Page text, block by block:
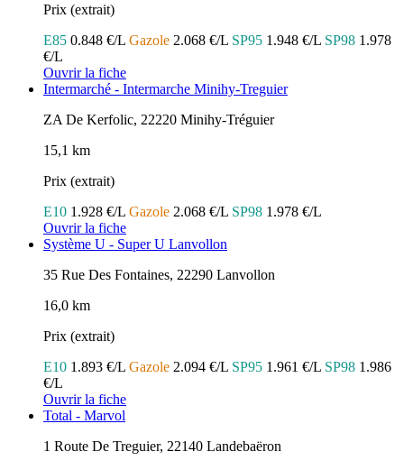
Prix (extrait)
E85 0.848 €/L Gazole 2.068 €/L SP95 1.948 €/L SP98 1.978
€/L
Ouvrir la fiche
Intermarché - Intermarche Minihy-Treguier
ZA De Kerfolic, 22220 Minihy-Tréguier
15,1 km
Prix (extrait)
E10 1.928 €/L Gazole 2.068 €/L SP98 1.978 €/L
Ouvrir la fiche
Système U - Super U Lanvollon
35 Rue Des Fontaines, 22290 Lanvollon
16,0 km
Prix (extrait)
E10 1.893 €/L Gazole 2.094 €/L SP95 1.961 €/L SP98 1.986
€/L
Ouvrir la fiche
Total - Marvol
1 Route De Treguier, 22140 Landebaëron